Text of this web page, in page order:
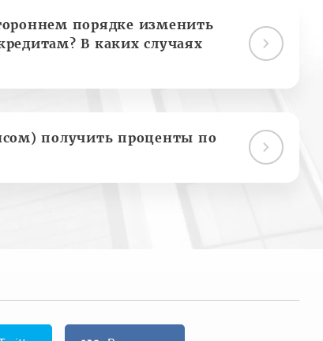
порядке изменить
В каких случаях
получить проценты по